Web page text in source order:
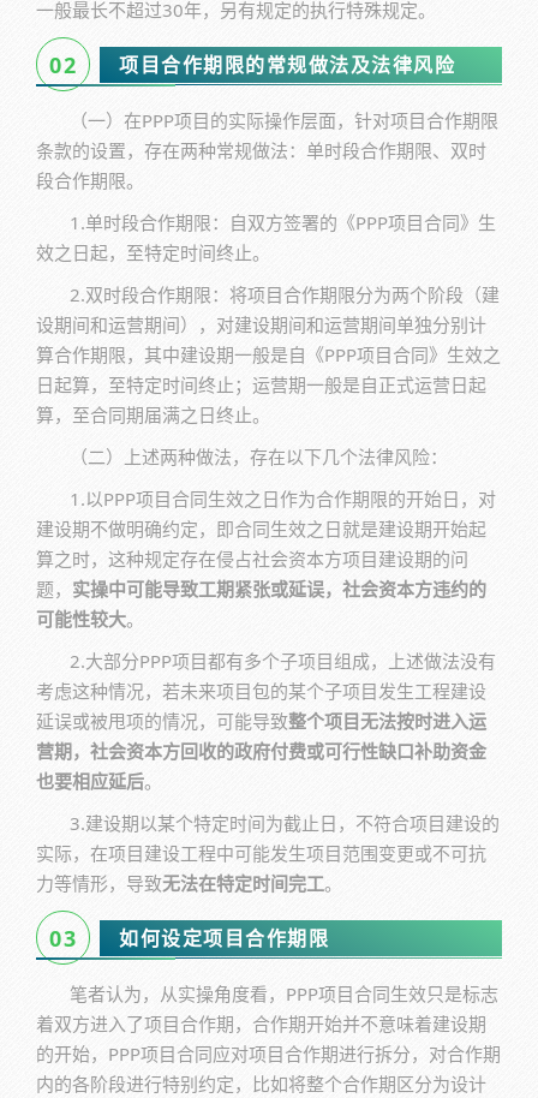
一般最长不超过30年，另有规定的执行特殊规定。
02 项目合作期限的常规做法及法律风险
（一）在PPP项目的实际操作层面，针对项目合作期限
条款的设置，存在两种常规做法：单时段合作期限、双时
段合作期限。
1.单时段合作期限：自双方签署的《PPP项目合同》生
效之日起，至特定时间终止。
2.双时段合作期限：将项目合作期限分为两个阶段（建
设期间和运营期间），对建设期间和运营期间单独分别计
算合作期限，其中建设期一般是自《PPP项目合同》生效之
日起算，至特定时间终止；运营期一般是自正式运营日起
算，至合同期届满之日终止。
（二）上述两种做法，存在以下几个法律风险：
1.以PPP项目合同生效之日作为合作期限的开始日，对
建设期不做明确约定，即合同生效之日就是建设期开始起
算之时，这种规定存在侵占社会资本方项目建设期的问
题， 实操中可能导致工期紧张或延误，社会资本方违约的
可能性较大。
2.大部分PPP项目都有多个子项目组成，上述做法没有
考虑这种情况，若未来项目包的某个子项目发生工程建设
延误或被甩项的情况，可能导致整个项目无法按时进入运
营期，社会资本方回收的政府付费或可行性缺口补助资金
也要相应延后。
3.建设期以某个特定时间为截止日，不符合项目建设的
实际，在项目建设工程中可能发生项目范围变更或不可抗
力等情形，导致无法在特定时间完工。
03 如何设定项目合作期限
笔者认为，从实操角度看，PPP项目合同生效只是标志
着双方进入了项目合作期，合作期开始并不意味着建设期
的开始，PPP项目合同应对项目合作期进行拆分，对合作期
内的各阶段进行特别约定，比如将整个合作期区分为设计